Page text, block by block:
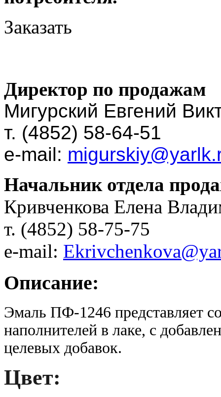
Заказать
Директор по продажам
Мигурский Евгений
т. (4852) 58-64-51
e-mail:
Начальник отдела
Кривченкова Елена
т. (4852) 58-75-75
e-mail:
Описание:
Эмаль ПФ-1246 представляет
наполнителей в лаке, с
целевых добавок.
Цвет: